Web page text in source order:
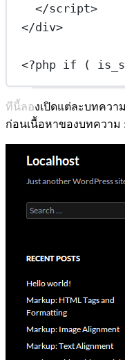
</script>
</div>
<?php if (
ทีนี้ลองเปิดแต่ละบทควา
ก่อนเนื้อหาของบทความ